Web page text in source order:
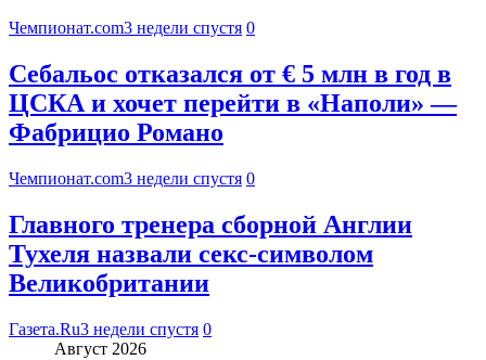
Чемпионат.com3 недели спустя 0
Себальос отказался от € 5 млн в год в
ЦСКА и хочет перейти в «Наполи» —
Фабрицио Романо
Чемпионат.com3 недели спустя 0
Главного тренера сборной Англии
Тухеля назвали секс-символом
Великобритании
Газета.Ru3 недели спустя 0
Август 2026